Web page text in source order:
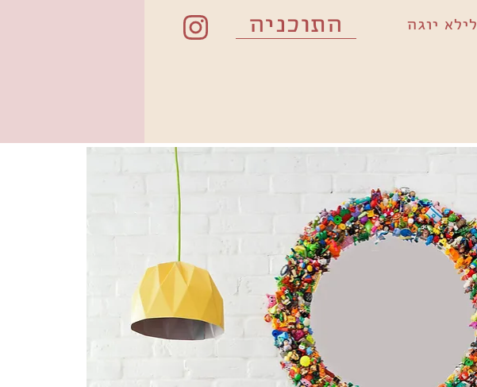
התוכניה לילא יוגה